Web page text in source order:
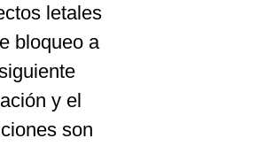
letales
bloqueo a
y el
son